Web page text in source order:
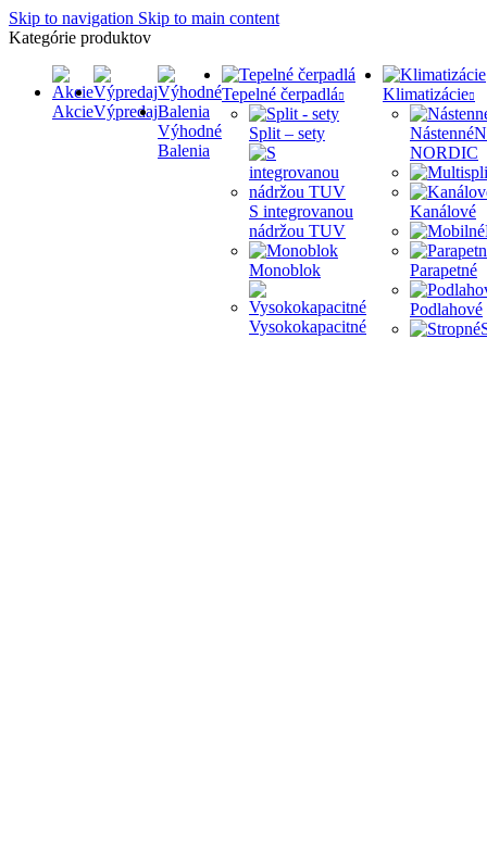
Skip to navigation Skip to main content
Kategórie produktov
AkcieVýpredaj
Výhodné
Balenia
Tepelné čerpadlá
Split – sety
S integrovanou
nádržou TUV
Monoblok
Vysokokapacitné
Klimatizácie
Nástenné
NORDIC
Kanálové
Parapetné
Podlahové